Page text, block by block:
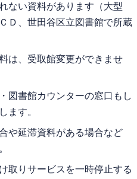
ない資料があります（大型
Ｄ、世田谷区立図書館で所蔵
は、受取館変更ができませ
図書館カウンターの窓口もし
ます。
や延滞資料がある場合など
取りサービスを一時停止する